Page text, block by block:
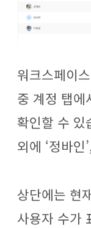
워크스페이
중 계정 탭에
확인할 수 있
외에 ‘정바인
상단에는 현
사용자 수가